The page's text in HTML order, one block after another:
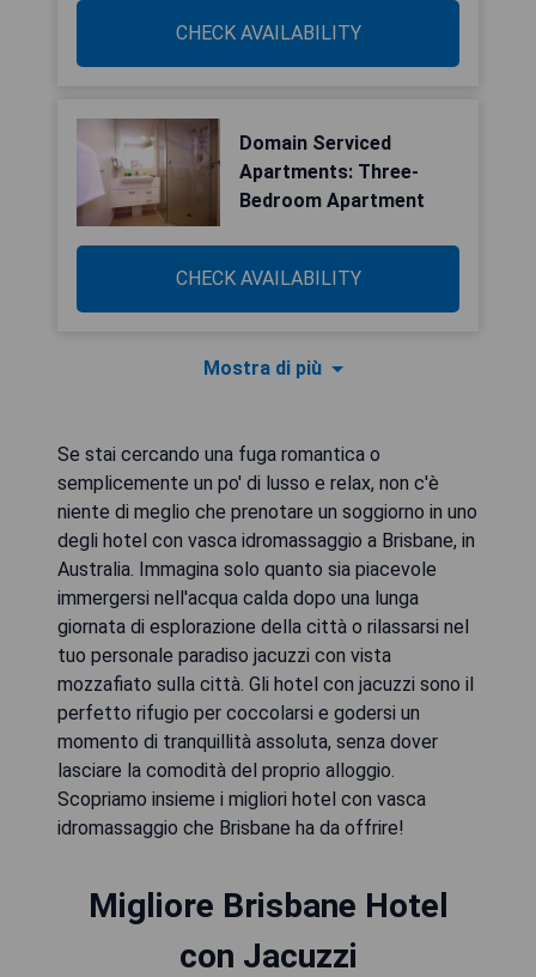
CHECK AVAILABILITY
Domain Serviced
Apartments: Three-
Bedroom Apartment
CHECK AVAILABILITY
Mostra di più
Se stai cercando una fuga romantica o
semplicemente un po' di lusso e relax, non c'è
niente di meglio che prenotare un soggiorno in uno
degli hotel con vasca idromassaggio a Brisbane, in
Australia. Immagina solo quanto sia piacevole
immergersi nell'acqua calda dopo una lunga
giornata di esplorazione della città o rilassarsi nel
tuo personale paradiso jacuzzi con vista
mozzafiato sulla città. Gli hotel con jacuzzi sono il
perfetto rifugio per coccolarsi e godersi un
momento di tranquillità assoluta, senza dover
lasciare la comodità del proprio alloggio.
Scopriamo insieme i migliori hotel con vasca
idromassaggio che Brisbane ha da offrire!
Migliore Brisbane Hotel
con Jacuzzi